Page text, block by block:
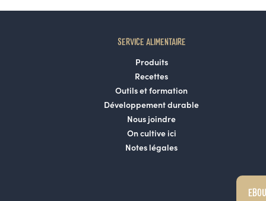
SERVICE ALIMENTAIRE
Produits
Recettes
Outils et formation
Développement durable
Nous joindre
On cultive ici
Notes légales